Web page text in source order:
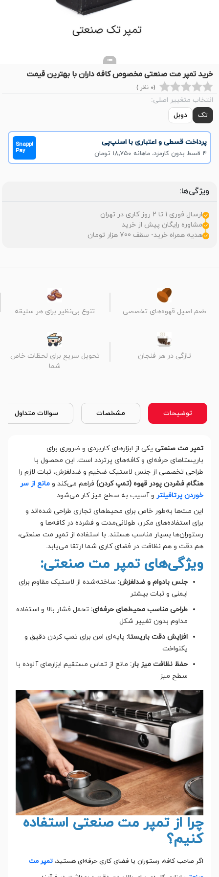
خرید تمپر مت صنعتی مخصوص کافه داران با بهترین قیمت
(0 نظر )
انتخاب متغییر اصلی:
تک
دوبل
پرداخت قسطی و اعتباری با اسنپ‌پی
۴ قسط بدون کارمزد، ماهانه ۱۸٬۷۵۰ تومان
Snapp!
Pay
ویژگی‌ها:
ارسال فوری 1 تا 2 روز کاری در تهران
مشاوره رایگان پیش از خرید
هدیه همراه خرید- سقف 700 هزار تومان
طعم اصیل قهوه‌های تخصصی تنوع بی‌نظیر برای هر سلیقه
تازگی در هر فنجان
تحویل سریع برای لحظات خاص
شما
توضیحات مشخصات سوالات متداول
تمپر مت صنعتی یکی از ابزارهای کاربردی و ضروری برای
باریستاهای حرفه‌ای و کافه‌های پرتردد است. این محصول با
طراحی تخصصی از جنس لاستیک ضخیم و ضدلغزش، ثبات لازم را
هنگام فشردن پودر قهوه (تمپ کردن) فراهم می‌کند و مانع از سر
خوردن پرتافیلتر و آسیب به سطح میز کار می‌شود.
این مت‌ها به‌طور خاص برای محیط‌های تجاری طراحی شده‌اند و
برای استفاده‌های مکرر، طولانی‌مدت و فشرده در کافه‌ها و
رستوران‌ها بسیار مناسب هستند. با استفاده از تمپر مت صنعتی،
هم دقت و هم نظافت در فضای کاری شما ارتقا می‌یابد.
ویژگی‌های تمپر مت صنعتی:
جنس بادوام و ضدلغزش: ساخته‌شده از لاستیک مقاوم برای
ایمنی و ثبات بیشتر
طراحی مناسب محیط‌های حرفه‌ای: تحمل فشار بالا و استفاده
مداوم بدون تغییر شکل
افزایش دقت باریستا: پایه‌ای امن برای تمپ کردن دقیق و
یکنواخت
حفظ نظافت میز بار: مانع از تماس مستقیم ابزارهای آلوده با
سطح میز
چرا از تمپر مت صنعتی استفاده
کنیم؟
اگر صاحب کافه، رستوران یا فضای کاری حرفه‌ای هستید، تمپر مت